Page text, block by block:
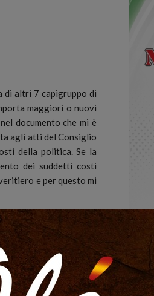
di altri 7 capigruppo di
maggiori o nuovi
documento che mi è
agli atti del Consiglio
della politica. Se la
dei suddetti costi
e per questo mi
Consiglio regionale,
intendere la politica,
Quello del taglio ai
campagna elettorale e